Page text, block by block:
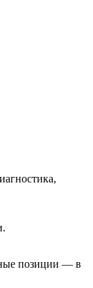
позиции — в